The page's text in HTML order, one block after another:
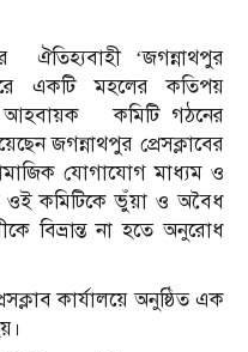
ঐতিহ্যবাহী ‘জগন্নাথপুর
একটি মহলের কতিপয়
আহবায়ক
কমিটি গঠনের
জগন্নাথপুর প্রেসক্লাবের
যোগাযোগ মাধ্যম ও
ওই কমিটিকে ভুঁয়া ও অবৈধ
বিভ্রান্ত না হতে অনুরোধ
কার্যালয়ে অনুষ্ঠিত এক